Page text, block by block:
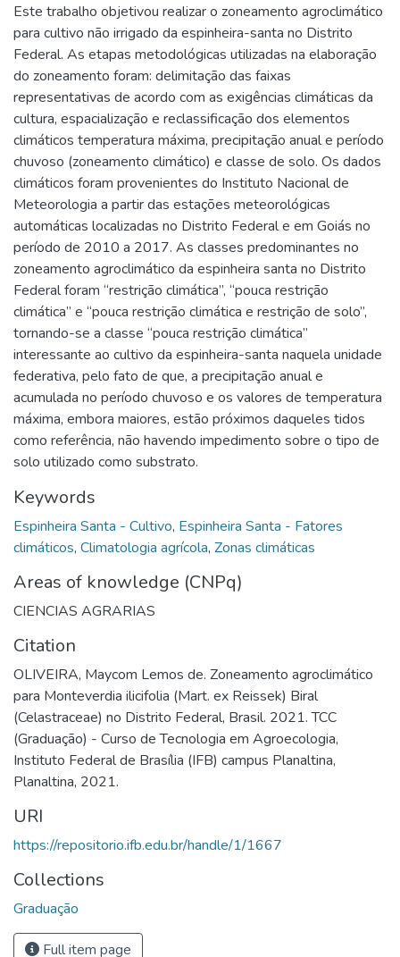
Este trabalho objetivou realizar o zoneamento agroclimático
para cultivo não irrigado da espinheira-santa no Distrito
Federal. As etapas metodológicas utilizadas na elaboração
do zoneamento foram: delimitação das faixas
representativas de acordo com as exigências climáticas da
cultura, espacialização e reclassificação dos elementos
climáticos temperatura máxima, precipitação anual e período
chuvoso (zoneamento climático) e classe de solo. Os dados
climáticos foram provenientes do Instituto Nacional de
Meteorologia a partir das estações meteorológicas
automáticas localizadas no Distrito Federal e em Goiás no
período de 2010 a 2017. As classes predominantes no
zoneamento agroclimático da espinheira santa no Distrito
Federal foram “restrição climática”, “pouca restrição
climática” e “pouca restrição climática e restrição de solo”,
tornando-se a classe “pouca restrição climática”
interessante ao cultivo da espinheira-santa naquela unidade
federativa, pelo fato de que, a precipitação anual e
acumulada no período chuvoso e os valores de temperatura
máxima, embora maiores, estão próximos daqueles tidos
como referência, não havendo impedimento sobre o tipo de
solo utilizado como substrato.
Keywords
Espinheira Santa - Cultivo, Espinheira Santa - Fatores
climáticos, Climatologia agrícola, Zonas climáticas
Areas of knowledge (CNPq)
CIENCIAS AGRARIAS
Citation
OLIVEIRA, Maycom Lemos de. Zoneamento agroclimático
para Monteverdia ilicifolia (Mart. ex Reissek) Biral
(Celastraceae) no Distrito Federal, Brasil. 2021. TCC
(Graduação) - Curso de Tecnologia em Agroecologia,
Instituto Federal de Brasília (IFB) campus Planaltina,
Planaltina, 2021.
URI
https://repositorio.ifb.edu.br/handle/1/1667
Collections
Graduação
Full item page